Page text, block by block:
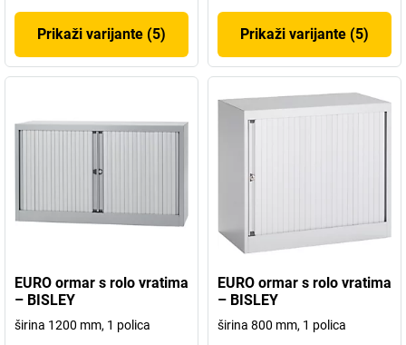
Prikaži varijante (5) Prikaži varijante (5)
EURO ormar s rolo vratima
– BISLEY
širina 1200 mm, 1 polica
EURO ormar s rolo vratima
– BISLEY
širina 800 mm, 1 polica